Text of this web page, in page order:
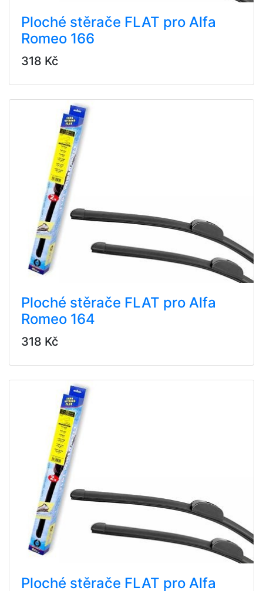
Ploché stěrače FLAT pro Alfa
Romeo 166
318 Kč
Ploché stěrače FLAT pro Alfa
Romeo 164
318 Kč
Ploché stěrače FLAT pro Alfa